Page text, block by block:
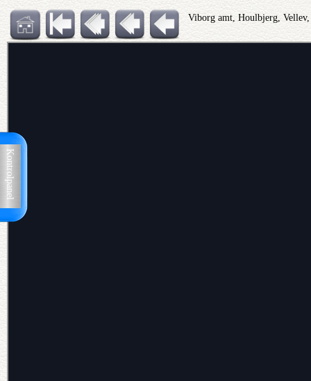
Kontrolpanel
Viborg amt, Houlbjerg,